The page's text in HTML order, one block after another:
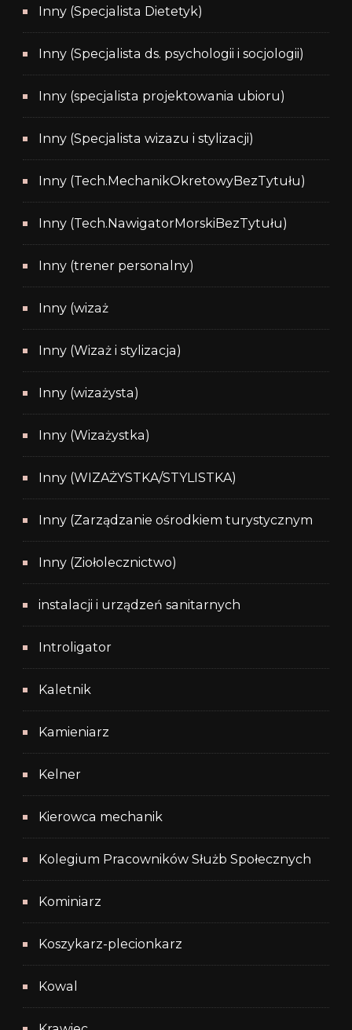
Inny (Specjalista Dietetyk)
Inny (Specjalista ds. psychologii i socjologii)
Inny (specjalista projektowania ubioru)
Inny (Specjalista wizazu i stylizacji)
Inny (Tech.MechanikOkretowyBezTytułu)
Inny (Tech.NawigatorMorskiBezTytułu)
Inny (trener personalny)
Inny (wizaż
Inny (Wizaż i stylizacja)
Inny (wizażysta)
Inny (Wizażystka)
Inny (WIZAŻYSTKA/STYLISTKA)
Inny (Zarządzanie ośrodkiem turystycznym
Inny (Ziołolecznictwo)
instalacji i urządzeń sanitarnych
Introligator
Kaletnik
Kamieniarz
Kelner
Kierowca mechanik
Kolegium Pracowników Służb Społecznych
Kominiarz
Koszykarz-plecionkarz
Kowal